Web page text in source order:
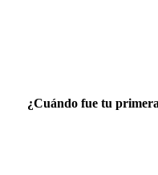
¿Cuándo fue tu